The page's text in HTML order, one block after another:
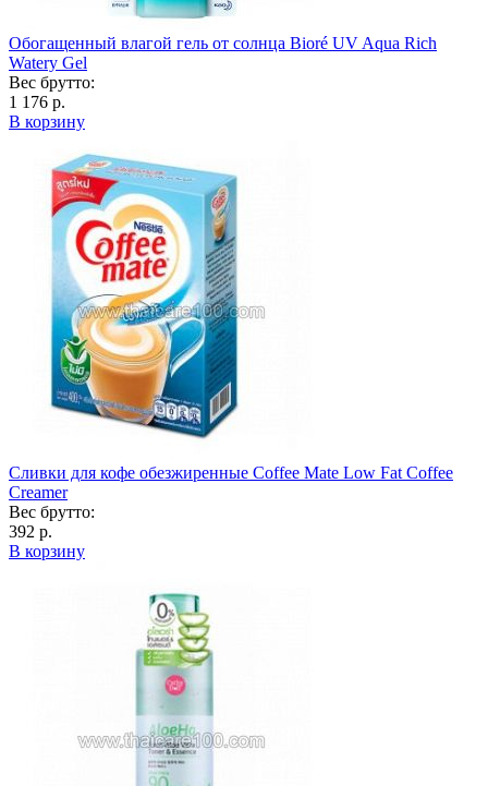
Обогащенный влагой гель от солнца Bioré UV Aqua Rich
Watery Gel
Вес брутто:
1 176 р.
В корзину
Сливки для кофе обезжиренные Coffee Mate Low Fat Coffee
Creamer
Вес брутто:
392 р.
В корзину